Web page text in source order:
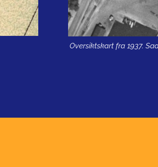
Oversiktskart fra 1937.